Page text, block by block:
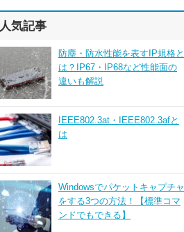
人気記事
防塵・防水性能を表すIP規格と
は？IP67・IP68など性能面の
違いも解説
IEEE802.3at・IEEE802.3afと
は
Windowsでパケットキャプチャ
をする3つの方法！【標準コマ
ンドでもできる】